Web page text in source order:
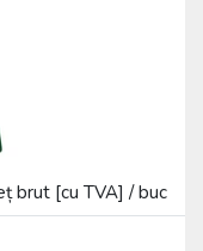
brut [cu TVA] / buc